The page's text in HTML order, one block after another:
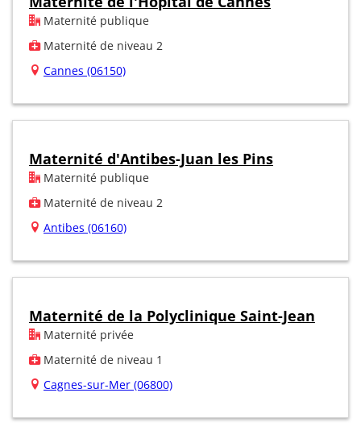
Maternité publique
Maternité de niveau 2
Cannes (06150)
Maternité d'Antibes-Juan les Pins
Maternité publique
Maternité de niveau 2
Antibes (06160)
Maternité de la Polyclinique Saint-Jean
Maternité privée
Maternité de niveau 1
Cagnes-sur-Mer (06800)